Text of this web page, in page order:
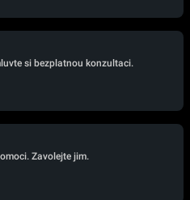
si bezplatnou konzultaci.
Zavolejte jim.